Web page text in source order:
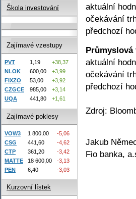
aktuální
očekávání
předchozí
Průmyslová
aktuální
očekávání
předchozí
Zdroj:
Jakub
Fio banka,
Škola investování
Zajímavé vzestupy
PVT 1,19
+38,37
NLOK
600,00
+3,99
FIXZO
53,00
+3,92
CZGCE
985,00
+3,14
UQA
441,80 +1,61
Zajímavé poklesy
VOW3 1 800,00
-5,06
CSG
441,60
-4,62
CTP
361,20
-3,42
MATTE
18 600,00
-3,13
PEN
6,40 -3,03
Kurzovní lístek